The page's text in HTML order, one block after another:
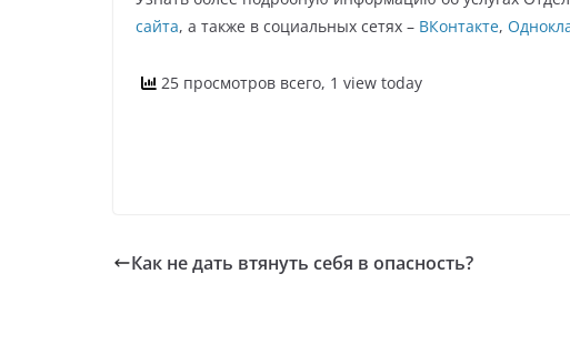
сайта, а также в социальных сетях – ВКонтакте,
25 просмотров всего, 1 view today
Как не дать втянуть себя в опасность?